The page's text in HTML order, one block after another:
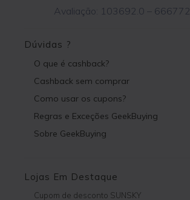
Avaliação: 103692.0 – 666772
Dúvidas ?
O que é cashback?
Cashback sem comprar
Como usar os cupons?
Regras e Exceções GeekBuying
Sobre GeekBuying
Lojas Em Destaque
Cupom de desconto SUNSKY